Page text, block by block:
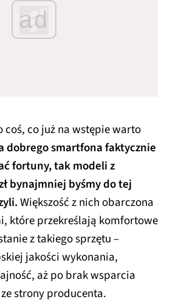
ad
coś, co już na wstępie warto
dobrego smartfona faktycznie
fortuny, tak modeli z
bynajmniej byśmy do tej
Większość z nich obarczona
które przekreślają komfortowe
z takiego sprzętu –
jakości wykonania,
aż po brak wsparcia
strony producenta.